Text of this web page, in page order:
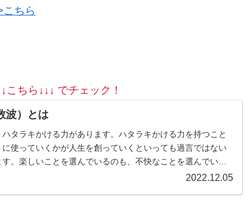
こちら
ちら↓↓↓ でチェック！
波）とは
ハタラキかける力があります。ハタラキかける力を持つこと
に使っていくかが人生を創っていくといっても過言ではない
。楽しいことを選んでいるのも、不快なことを選んでいる
2022.12.05